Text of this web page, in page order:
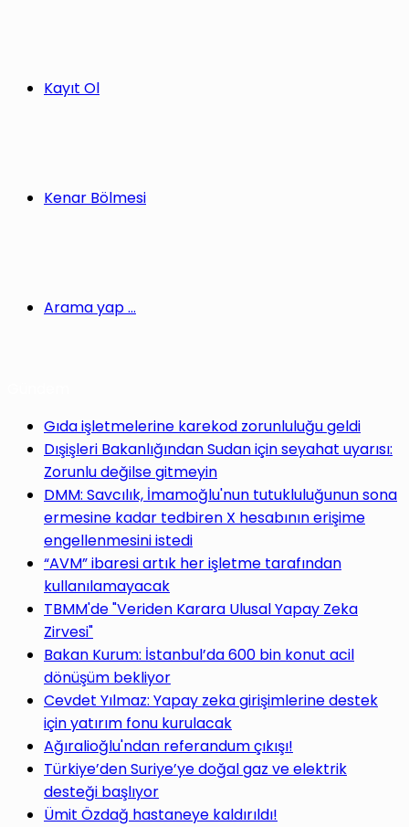
Kayıt Ol
Kenar Bölmesi
Arama yap ...
Gıda işletmelerine karekod zorunluluğu geldi
Dışişleri Bakanlığından Sudan için seyahat uyarısı:
Zorunlu değilse gitmeyin
DMM: Savcılık, İmamoğlu'nun tutukluluğunun sona
ermesine kadar tedbiren X hesabının erişime
engellenmesini istedi
“AVM” ibaresi artık her işletme tarafından
kullanılamayacak
TBMM'de "Veriden Karara Ulusal Yapay Zeka
Zirvesi"
Bakan Kurum: İstanbul’da 600 bin konut acil
dönüşüm bekliyor
Cevdet Yılmaz: Yapay zeka girişimlerine destek
için yatırım fonu kurulacak
Ağıralioğlu'ndan referandum çıkışı!
Türkiye’den Suriye’ye doğal gaz ve elektrik
desteği başlıyor
Ümit Özdağ hastaneye kaldırıldı!